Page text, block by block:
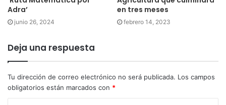
Adra’
junio 26, 2024
en tres meses
febrero 14, 2023
Deja una respuesta
Tu dirección de correo electrónico no será publicada. Los campos
obligatorios están marcados con *